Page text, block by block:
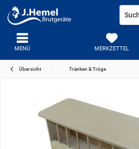
MERKZETTEL
MENÜ
Übersicht Tränken & Tröge